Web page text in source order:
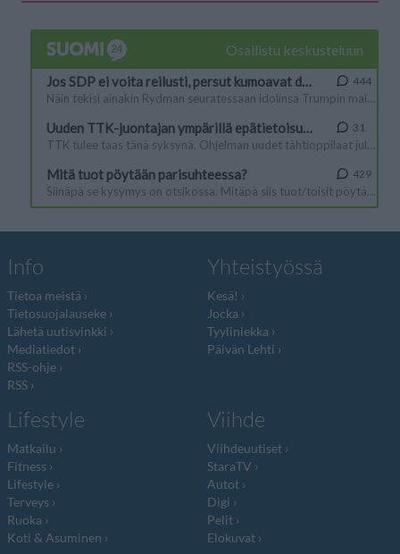
Info
Tietoa meistä
Tietosuojalauseke
Lähetä uutisvinkki
Mediatiedot
RSS-ohje
RSS
Yhteistyössä
Kesä!
Jocka
Tyyliniekka
Päivän Lehti
Lifestyle
Matkailu
Fitness
Lifestyle
Terveys
Ruoka
Koti & Asuminen
Viihde
Viihdeuutiset
StaraTV
Autot
Digi
Pelit
Elokuvat